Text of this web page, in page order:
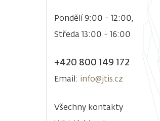
Pondělí 9:00 - 12:00,
Středa 13:00 - 16:00
+420 800 149 172
Email: info@jtis.cz
Všechny kontakty